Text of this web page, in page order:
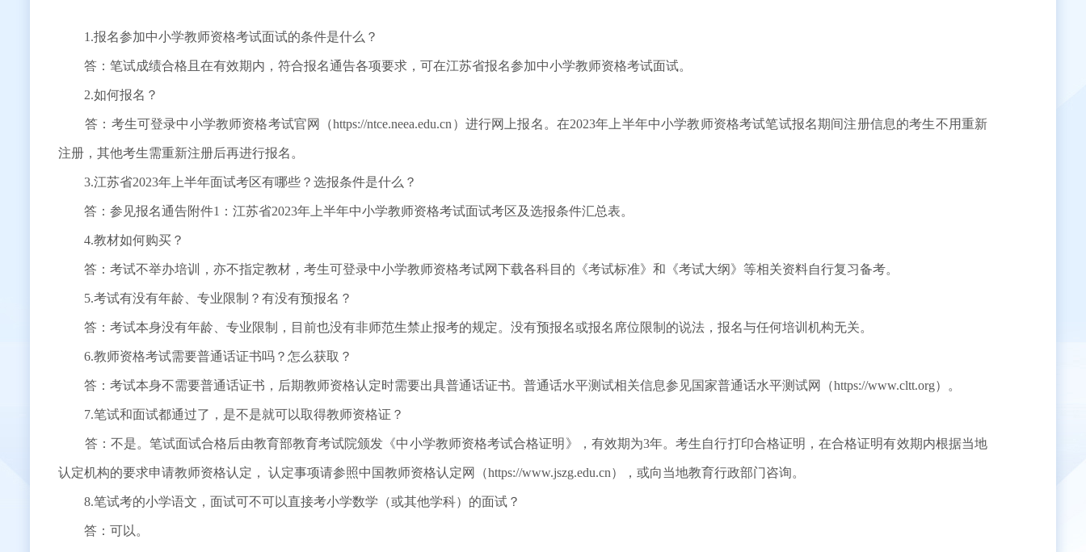
1.报名参加中小学教师资格考试面试的条件是什么？
答：笔试成绩合格且在有效期内，符合报名通告各项要求，可在江苏省报名参加中小学教师资格考试面试。
2.如何报名？
答：考生可登录中小学教师资格考试官网（https://ntce.neea.edu.cn）进行网上报名。在2023年上半年中小学教师资格考试笔试报名期间注册信息的考生不用重新
注册，其他考生需重新注册后再进行报名。
3.江苏省2023年上半年面试考区有哪些？选报条件是什么？
答：参见报名通告附件1：江苏省2023年上半年中小学教师资格考试面试考区及选报条件汇总表。
4.教材如何购买？
答：考试不举办培训，亦不指定教材，考生可登录中小学教师资格考试网下载各科目的《考试标准》和《考试大纲》等相关资料自行复习备考。
5.考试有没有年龄、专业限制？有没有预报名？
答：考试本身没有年龄、专业限制，目前也没有非师范生禁止报考的规定。没有预报名或报名席位限制的说法，报名与任何培训机构无关。
6.教师资格考试需要普通话证书吗？怎么获取？
答：考试本身不需要普通话证书，后期教师资格认定时需要出具普通话证书。普通话水平测试相关信息参见国家普通话水平测试网（https://www.cltt.org）。
7.笔试和面试都通过了，是不是就可以取得教师资格证？
答：不是。笔试面试合格后由教育部教育考试院颁发《中小学教师资格考试合格证明》，有效期为3年。考生自行打印合格证明，在合格证明有效期内根据当地
认定机构的要求申请教师资格认定， 认定事项请参照中国教师资格认定网（https://www.jszg.edu.cn），或向当地教育行政部门咨询。
8.笔试考的小学语文，面试可不可以直接考小学数学（或其他学科）的面试？
答：可以。